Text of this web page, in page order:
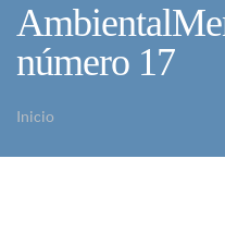
número 17
Inicio